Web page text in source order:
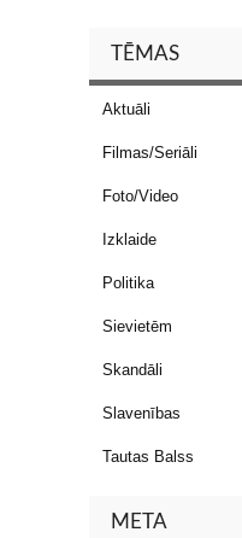
TĒMAS
Aktuāli
Filmas/Seriāli
Foto/Video
Izklaide
Politika
Sievietēm
Skandāli
Slavenības
Tautas Balss
META